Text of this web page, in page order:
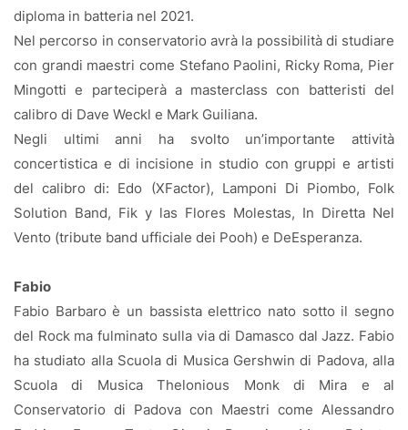
diploma in batteria nel 2021.
Nel percorso in conservatorio avrà la possibilità di studiare
con grandi maestri come Stefano Paolini, Ricky Roma, Pier
Mingotti e parteciperà a masterclass con batteristi del
calibro di Dave Weckl e Mark Guiliana.
Negli ultimi anni ha svolto un’importante attività
concertistica e di incisione in studio con gruppi e artisti
del calibro di: Edo (XFactor), Lamponi Di Piombo, Folk
Solution Band, Fik y las Flores Molestas, In Diretta Nel
Vento (tribute band ufficiale dei Pooh) e DeEsperanza.
Fabio
Fabio Barbaro è un bassista elettrico nato sotto il segno
del Rock ma fulminato sulla via di Damasco dal Jazz. Fabio
ha studiato alla Scuola di Musica Gershwin di Padova, alla
Scuola di Musica Thelonious Monk di Mira e al
Conservatorio di Padova con Maestri come Alessandro